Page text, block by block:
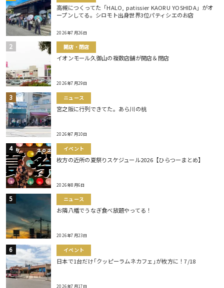
高槻につくってた「HALO, patissier KAORU YOSHIDA」がオ
ープンしてる。シロモト出身世界3位パティシエのお店
2026年7月26日
開店・閉店
イオンモール久御山の複数店舗が開店＆閉店
2026年7月29日
ニュース
宮之阪に行列できてた。あら川の桃
2026年7月10日
イベント
枚方の近所の夏祭りスケジュール2026【ひらつーまとめ】
2026年8月6日
ニュース
お隣八幡でうなぎ食べ放題やってる！
2026年7月23日
イベント
日本で1台だけ｢クッピーラムネカフェ｣が枚方に！7/18
2026年7月17日